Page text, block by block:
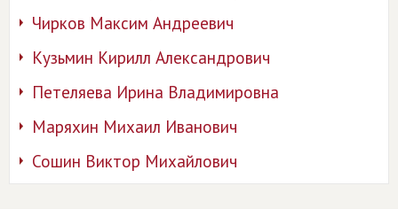
Чирков Максим Андреевич
Кузьмин Кирилл Александрович
Петеляева Ирина Владимировна
Маряхин Михаил Иванович
Сошин Виктор Михайлович